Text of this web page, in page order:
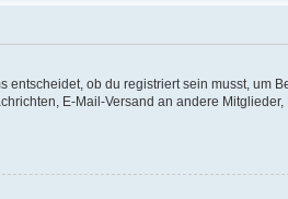
ob du registriert sein musst, um
E-Mail-Versand an andere